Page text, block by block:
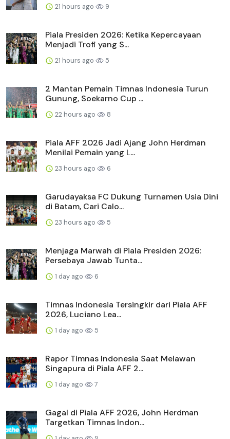
21 hours ago 9
Piala Presiden 2026: Ketika Kepercayaan
Menjadi Trofi yang S...
21 hours ago 5
2 Mantan Pemain Timnas Indonesia Turun
Gunung, Soekarno Cup ...
22 hours ago 8
Piala AFF 2026 Jadi Ajang John Herdman
Menilai Pemain yang L...
23 hours ago 6
Garudayaksa FC Dukung Turnamen Usia Dini
di Batam, Cari Calo...
23 hours ago 5
Menjaga Marwah di Piala Presiden 2026:
Persebaya Jawab Tunta...
1 day ago 6
Timnas Indonesia Tersingkir dari Piala AFF
2026, Luciano Lea...
1 day ago 5
Rapor Timnas Indonesia Saat Melawan
Singapura di Piala AFF 2...
1 day ago 7
Gagal di Piala AFF 2026, John Herdman
Targetkan Timnas Indon...